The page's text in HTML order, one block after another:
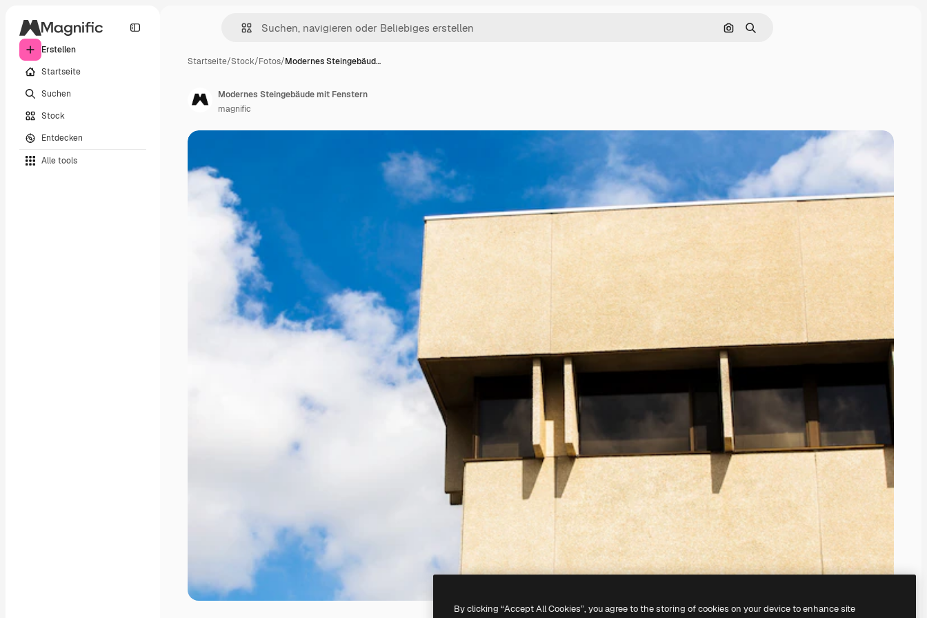
Erstellen
Startseite
Suchen
Stock
Entdecken
Alle tools
Nach Bild suchen
Suchen
Startseite/Stock/Fotos/Modernes Steingebäud…
Modernes Steingebäude mit Fenstern
magnific
By clicking “Accept All Cookies”, you agree to the storing of cookies on your device to enhance site